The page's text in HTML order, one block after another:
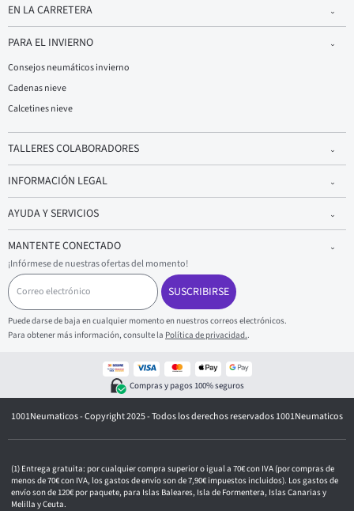
EN LA CARRETERA
PARA EL INVIERNO
Consejos neumáticos invierno
Cadenas nieve
Calcetines nieve
TALLERES COLABORADORES
INFORMACIÓN LEGAL
AYUDA Y SERVICIOS
MANTENTE CONECTADO
¡Infórmese de nuestras ofertas del momento!
C
o
r
r
e
o
n
o
SUSCRIBIRSE
Puede darse de baja en cualquier momento en nuestros correos electrónicos.
Para obtener más información, consulte la Política de privacidad..
Compras y pagos 100% seguros
1001Neumaticos - Copyright 2025 - Todos los derechos reservados 1001Neumaticos
Entrega gratuita: por cualquier compra superior o igual a 70€ con IVA (por compras de
menos de 70€ con IVA, los gastos de envío son de 7,90€ impuestos incluidos). Los gastos de
envío son de 120€ por paquete, para Islas Baleares, Isla de Formentera, Islas Canarias y
Melilla y Ceuta.